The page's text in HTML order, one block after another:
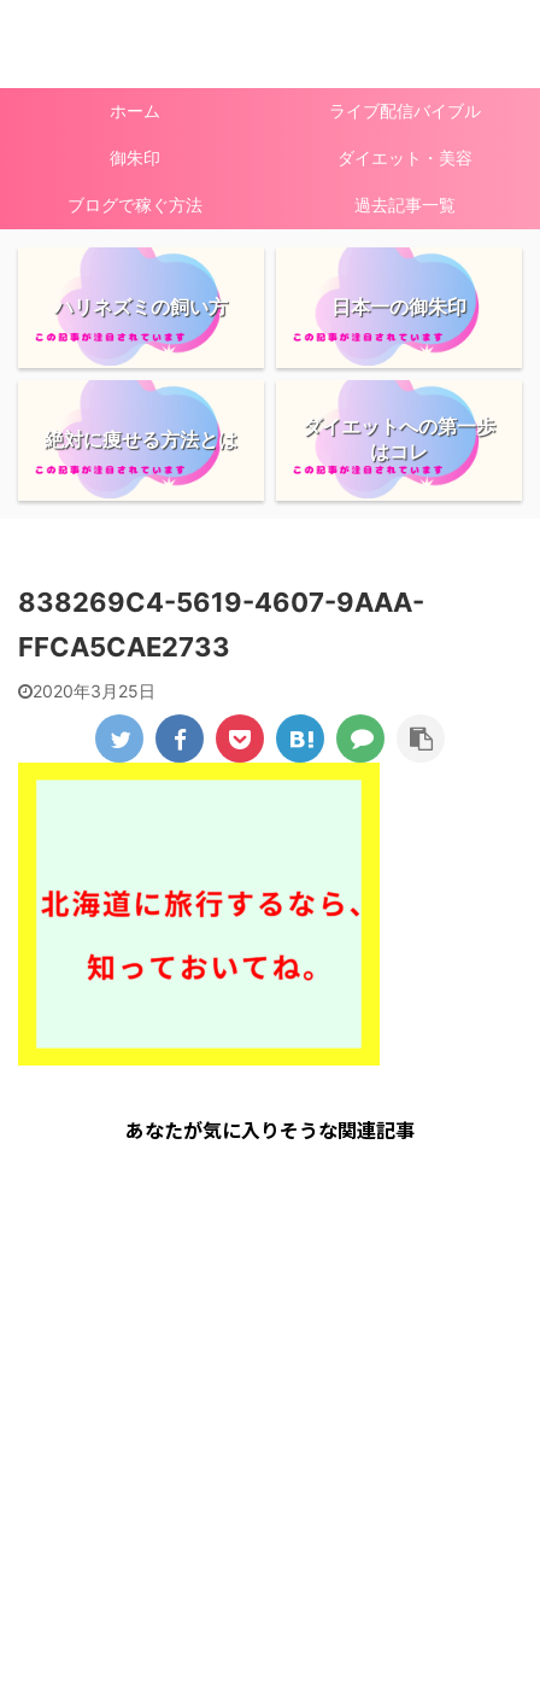
ホーム ライブ配信バイブル
御朱印 ダイエット・美容
ブログで稼ぐ方法 過去記事一覧
ハリネズミの飼い方 日本一の御朱印
絶対に痩せる方法とは
ダイエットへの第一歩
はコレ
838269C4-5619-4607-9AAA-
FFCA5CAE2733
2020年3月25日
あなたが気に入りそうな関連記事